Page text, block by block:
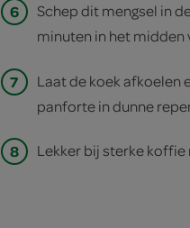
6
Schep dit mengsel in
minuten in het midden
7
Laat de koek afkoelen
panforte in dunne
8 Lekker bij sterke koffie